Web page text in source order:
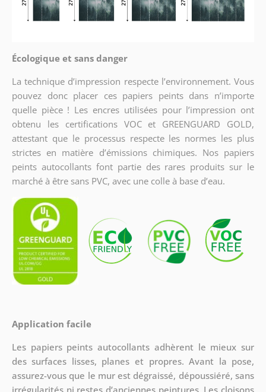
Écologique et sans danger
La technique d’impression respecte l’environnement. Vous
pouvez donc placer ces papiers peints dans n’importe
quelle pièce ! Les encres utilisées pour l’impression ont
obtenu les certifications VOC et GREENGUARD GOLD,
attestant que le processus respecte les normes les plus
strictes en matière d’émissions chimiques. Nos papiers
peints autocollants font partie des rares produits sur le
marché à être sans PVC, avec une colle à base d’eau.
Application facile
Les papiers peints autocollants adhèrent le mieux sur
des surfaces lisses, planes et propres. Avant la pose,
assurez-vous que le mur est dégraissé, dépoussiéré, sans
irrégularités ni restes d’anciennes peintures. Les cloisons